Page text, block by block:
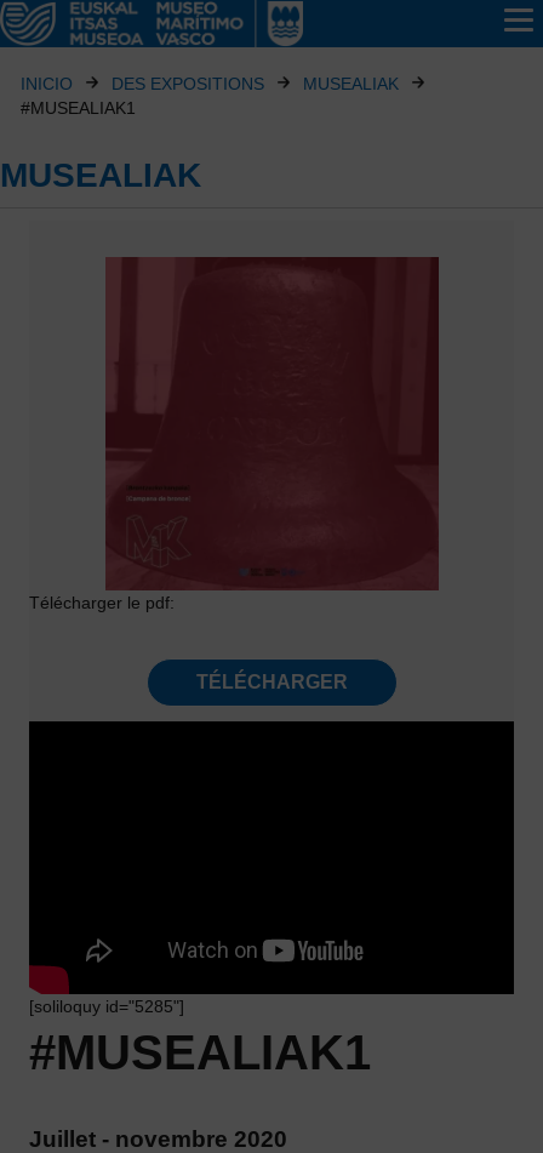
INICIO DES EXPOSITIONS
MUSEALIAK
#MUSEALIAK1
MUSEALIAK
Télécharger le pdf:
TÉLÉCHARGER
[soliloquy id="5285"]
#MUSEALIAK1
Juillet - novembre 2020